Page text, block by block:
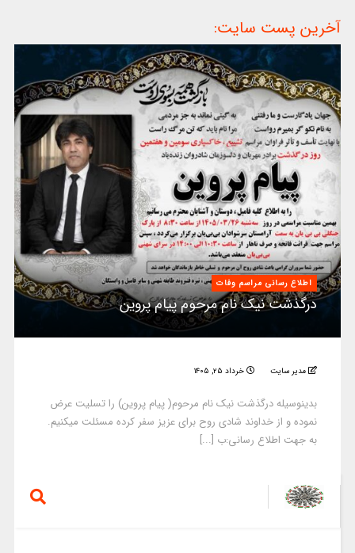
آخرین پست سایت:
اطلاع رسانی مراسم وفات
درگذشت نیک نام مرحوم پیام پروین
مدیر سایت خرداد ۲۵, ۱۴۰۵
بدینوسیله درگذشت نیک نام مرحوم( پیام پروین) را تسلیت عرض
نموده و از خداوند شادی روح برای عزیز سفر کرده مسئلت میکنیم.
به جهت اطلاع رسانی:ب [...]